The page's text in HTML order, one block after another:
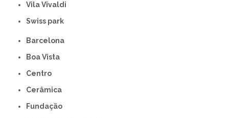
Vila Vivaldi
swiss park
Barcelona
Boa Vista
Centro
Cerâmica
Fundação